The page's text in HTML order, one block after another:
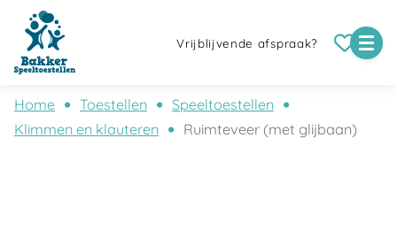
Vrijblijvende afspraak?
Home Toestellen
Speeltoestellen
Klimmen en klauteren
Ruimteveer (met glijbaan)